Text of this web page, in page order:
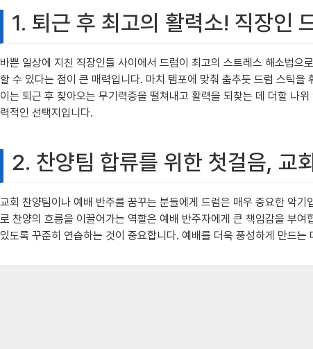
1. 퇴근 후 최고의 활력소! 직장인
바쁜 일상에 지친 직장인들 사이에서 드럼이 최고의 스트레스 해소법
할 수 있다는 점이 큰 매력입니다. 마치 템포에 맞춰 춤추듯 드럼 스틱
이는 퇴근 후 찾아오는 무기력증을 떨쳐내고 활력을 되찾는 데 더할 나
력적인 선택지입니다.
2. 찬양팀 합류를 위한 첫걸음, 교
교회 찬양팀이나 예배 반주를 꿈꾸는 분들에게 드럼은 매우 중요한 악
로 찬양의 흐름을 이끌어가는 역할은 예배 반주자에게 큰 책임감을 부
있도록 꾸준히 연습하는 것이 중요합니다. 예배를 더욱 풍성하게 만드